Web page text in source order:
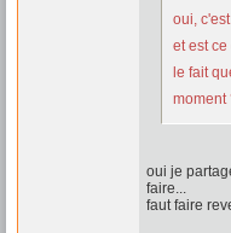
oui,
et est
le fait
moment
oui je
faire...
faut faire